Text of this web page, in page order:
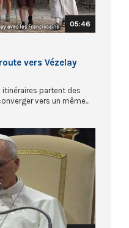
05:46
vers Vézelay
partent des
vers un même...